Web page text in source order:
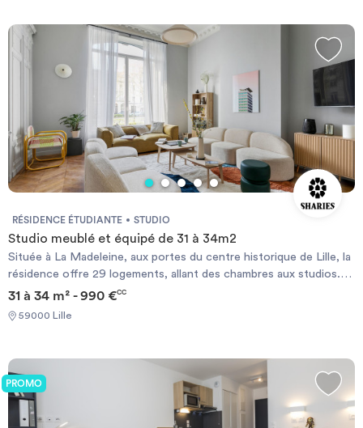
RÉSIDENCE ÉTUDIANTE STUDIO
Studio meublé et équipé de 31 à 34m2
Située à La Madeleine, aux portes du centre historique de Lille, la
résidence offre 29 logements, allant des chambres aux studios.
Conçue comme un véritable lieu de vie, elle met l’accent sur le
confort de ses résidents avec des espaces communs généreux,
une salle de fitness, un garage à vélos et un jardin privatif
31 à 34 m² - 990 €CC
59000 Lille
PROMO